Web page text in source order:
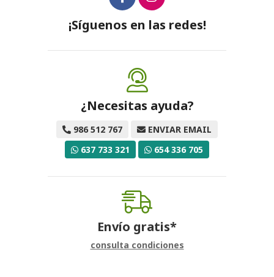
¡Síguenos en las redes!
¿Necesitas ayuda?
986 512 767
ENVIAR EMAIL
637 733 321
654 336 705
Envío gratis*
consulta condiciones